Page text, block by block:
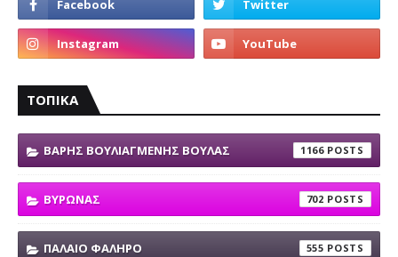
ΤΟΠΙΚΑ
ΒΑΡΗΣ ΒΟΥΛΙΑΓΜΕΝΗΣ ΒΟΥΛΑΣ 1166
ΒΥΡΩΝΑΣ 702
ΠΑΛΑΙΟ ΦΑΛΗΡΟ 555